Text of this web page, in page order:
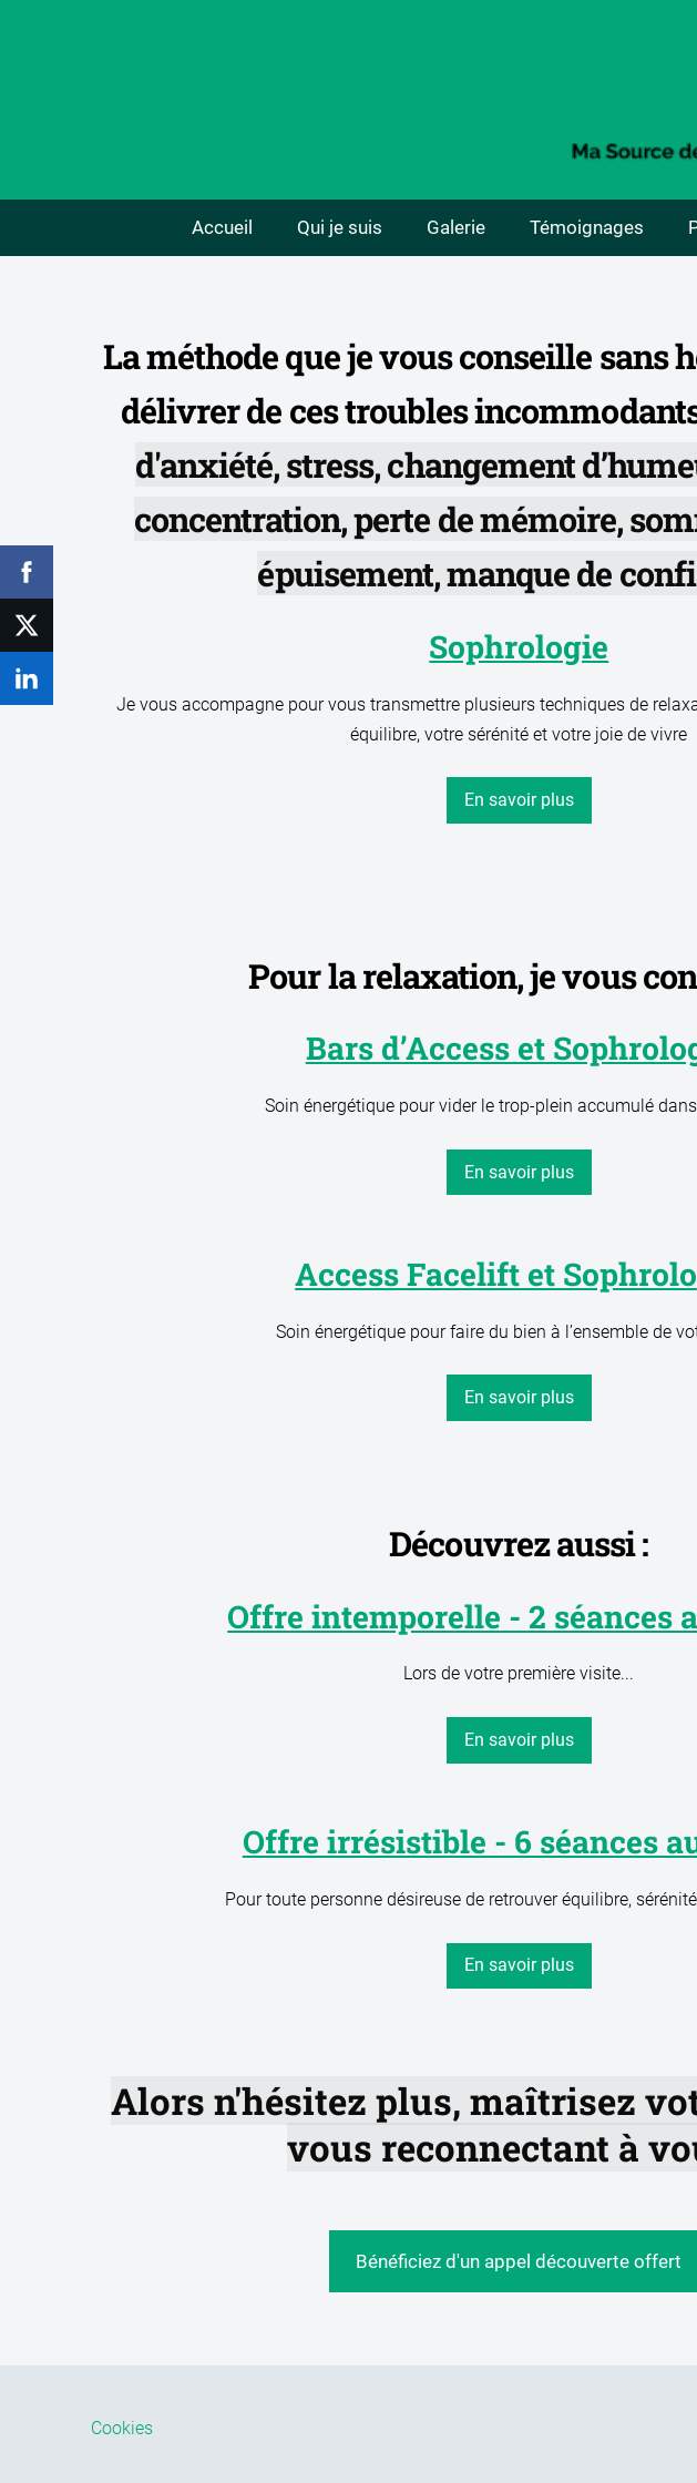
Accueil Qui je suis Galerie Témoignages
La méthode que je vous conseille sans
délivrer de ces troubles
d'anxiété, stress, changement
concentration, perte de mémoire,
épuisement, manque de
Sophrologie
Je vous accompagne pour vous transmettre plusieurs techniques de
équilibre, votre sérénité et votre joie de vivre
En savoir plus
Pour la relaxation, je vous
Bars d’Access et
Soin énergétique pour vider le trop-plein accumulé
En savoir plus
Access Facelift et
Soin énergétique pour faire du bien à l’ensemble de
En savoir plus
Découvrez aussi :
Offre intemporelle - 2 séances
Lors de votre première visite...
En savoir plus
Offre irrésistible - 6 séances
Pour toute personne désireuse de retrouver équilibre,
En savoir plus
Alors n'hésitez plus, maîtrisez
vous reconnectant à
Bénéficiez d'un appel découverte offert
Cookies